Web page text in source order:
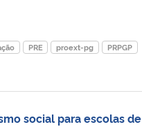
PRE proext-pg
PRPGP
social para escolas de